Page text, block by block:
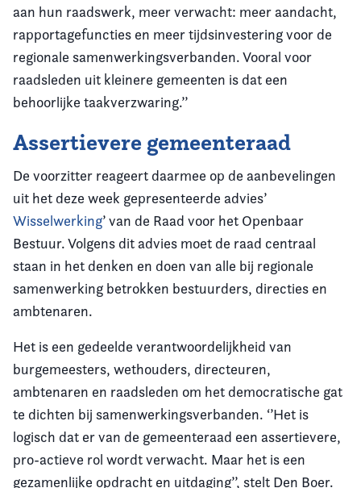
aan hun raadswerk, meer verwacht: meer aandacht,
rapportagefuncties en meer tijdsinvestering voor de
regionale samenwerkingsverbanden. Vooral voor
raadsleden uit kleinere gemeenten is dat een
behoorlijke taakverzwaring.’’
Assertievere gemeenteraad
De voorzitter reageert daarmee op de aanbevelingen
uit het deze week gepresenteerde advies’
Wisselwerking’ van de Raad voor het Openbaar
Bestuur. Volgens dit advies moet de raad centraal
staan in het denken en doen van alle bij regionale
samenwerking betrokken bestuurders, directies en
ambtenaren.
Het is een gedeelde verantwoordelijkheid van
burgemeesters, wethouders, directeuren,
ambtenaren en raadsleden om het democratische gat
te dichten bij samenwerkingsverbanden. ‘’Het is
logisch dat er van de gemeenteraad een assertievere,
pro-actieve rol wordt verwacht. Maar het is een
gezamenlijke opdracht en uitdaging’’, stelt Den Boer.